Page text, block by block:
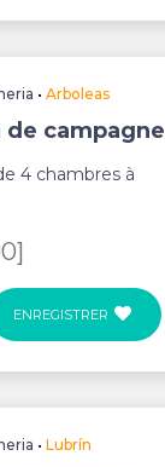
•Arboleas
de campagne
4 chambres à
ENREGISTRER
•Lubrín